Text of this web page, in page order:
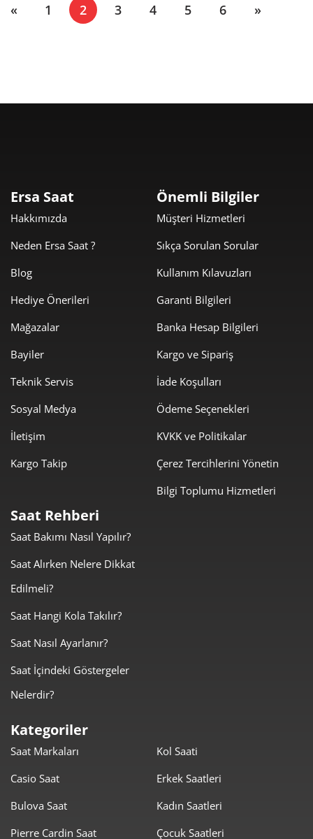
« 1 2(current)
3 4 5 6 »
Ersa Saat
Hakkımızda
Neden Ersa Saat ?
Blog
Hediye Önerileri
Mağazalar
Bayiler
Teknik Servis
Sosyal Medya
İletişim
Kargo Takip
Önemli Bilgiler
Müşteri Hizmetleri
Sıkça Sorulan Sorular
Kullanım Kılavuzları
Garanti Bilgileri
Banka Hesap Bilgileri
Kargo ve Sipariş
İade Koşulları
Ödeme Seçenekleri
KVKK ve Politikalar
Çerez Tercihlerini Yönetin
Bilgi Toplumu Hizmetleri
Saat Rehberi
Saat Bakımı Nasıl Yapılır?
Saat Alırken Nelere Dikkat
Edilmeli?
Saat Hangi Kola Takılır?
Saat Nasıl Ayarlanır?
Saat İçindeki Göstergeler
Nelerdir?
Kategoriler
Saat Markaları
Casio Saat
Bulova Saat
Pierre Cardin Saat
Kol Saati
Erkek Saatleri
Kadın Saatleri
Çocuk Saatleri